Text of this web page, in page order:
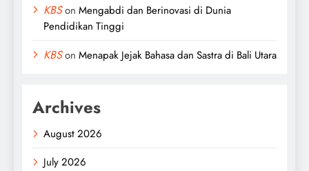
KBSon Mengabdi dan Berinovasi di Dunia
Pendidikan Tinggi
KBSon Menapak Jejak Bahasa dan Sastra di Bali Utara
Archives
August 2026
July 2026